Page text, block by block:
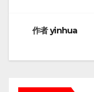
作者yinhua